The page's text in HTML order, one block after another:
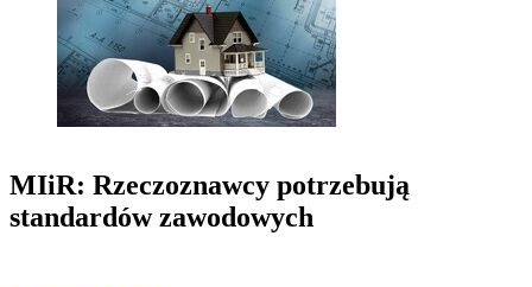
MIiR: Rzeczoznawcy potrzebują
standardów zawodowych